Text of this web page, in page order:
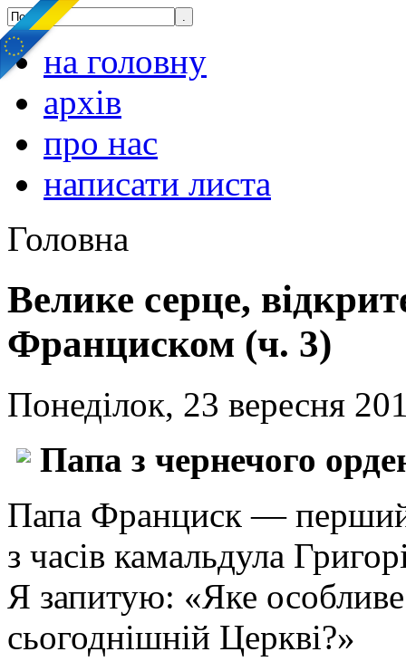
на головну
архів
про нас
написати листа
Головна
Велике серце,
Франциском (ч. 3)
Понеділок, 23 вересня
Папа з чернечого
Папа Франциск — перший
з часів камальдула
Я запитую: «Яке
сьогоднішній Церкві?»